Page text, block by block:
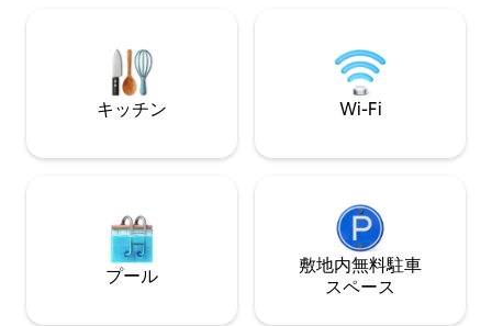
ンを提供します。
キッチン Wi-Fi
プール
敷地内無料駐⁠車
ス⁠ペ⁠ー⁠ス